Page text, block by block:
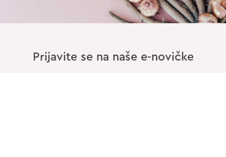
Prijavite se na naše e-novičke